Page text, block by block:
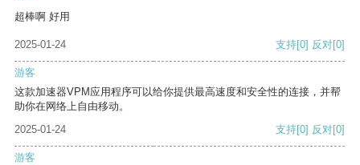
超棒啊 好用
2025-01-24 支持[0] 反对[0]
游客
这款加速器VPM应用程序可以给你提供最高速度和安全性的连接，并帮
助你在网络上自由移动。
2025-01-24
支持[0] 反对[0]
游客